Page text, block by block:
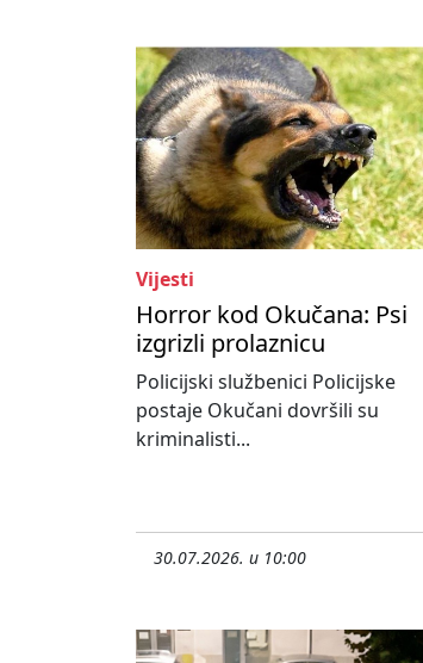
Vijesti
Horror kod Okučana: Psi
izgrizli prolaznicu
Policijski službenici Policijske
postaje Okučani dovršili su
kriminalisti...
30.07.2026. u 10:00